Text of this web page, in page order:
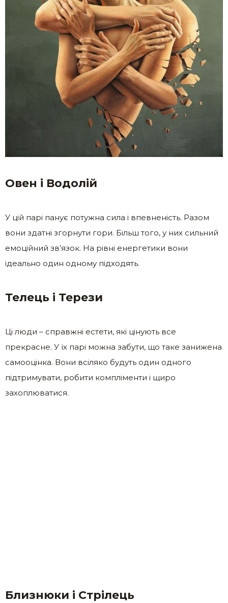
Овен і Водолій
У цій парі панує потужна сила і впевненість. Разом
вони здатні згорнути гори. Більш того, у них сильний
емоційний зв’язок. На рівні енергетики вони
ідеально один одному підходять.
Телець і Терези
Ці люди – справжні естети, які цінують все
прекрасне. У їх парі можна забути, що таке занижена
самооцінка. Вони всіляко будуть один одного
підтримувати, робити компліменти і щиро
захоплюватися.
Близнюки і Стрілець